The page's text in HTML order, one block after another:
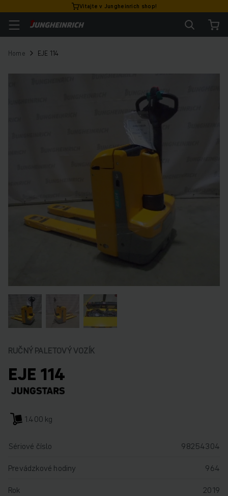
Vitajte v Jungheinrich shop!
Home EJE 114
RUČNÝ PALETOVÝ VOZÍK
EJE 114
1.400 kg
Sériové číslo
98254304
Prevádzkové hodiny
964
Rok
2019